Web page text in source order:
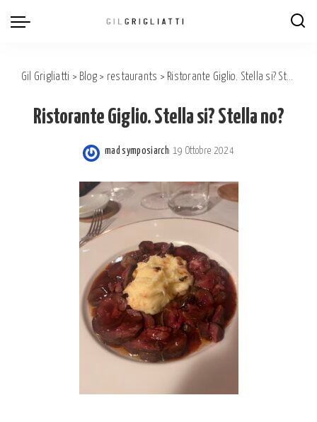
Gil Grigliatti > Blog > restaurants > Ristorante Giglio. Stella si? Stella no?
Ristorante Giglio. Stella si? Stella no?
Posted
mad symposiarch 19 Ottobre 2024